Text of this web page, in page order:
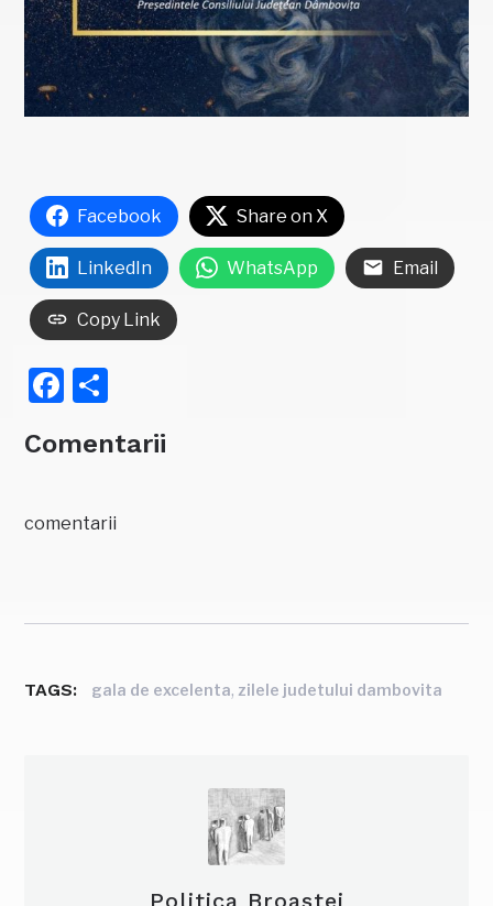
Facebook Share on X
LinkedIn WhatsApp Email
Copy Link
Facebook
Comentarii
comentarii
TAGS: gala de excelenta,zilele judetului dambovita